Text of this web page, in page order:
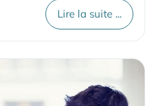
Lire la suite ...